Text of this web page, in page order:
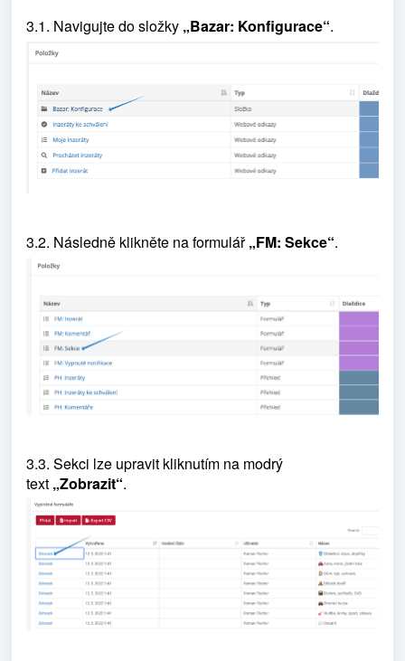
3.1. Navigujte do složky „Bazar: Konfigurace“.
3.2. Následně klikněte na formulář „FM: Sekce“.
3.3. Sekci lze upravit kliknutím na modrý
text „Zobrazit“.